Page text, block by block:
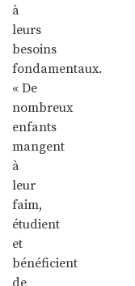
à
leurs
besoins
fondamentaux.
« De
nombreux
enfants
mangent
à
leur
faim,
étudient
et
bénéficient
de